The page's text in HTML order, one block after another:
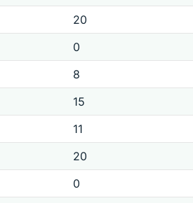
20
0
8
15
11
20
0